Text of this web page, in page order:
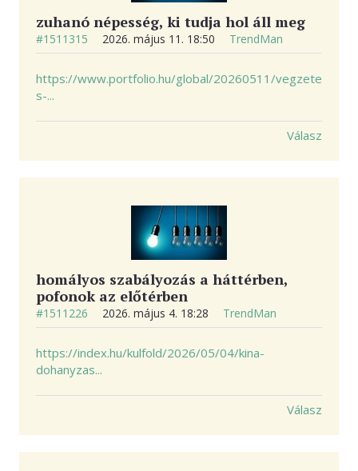
zuhanó népesség, ki tudja hol áll meg
#1511315 2026. május 11. 18:50 TrendMan
https://www.portfolio.hu/global/20260511/vegzete
s-...
Válasz
homályos szabályozás a háttérben,
pofonok az előtérben
#1511226 2026. május 4. 18:28 TrendMan
https://index.hu/kulfold/2026/05/04/kina-
dohanyzas...
Válasz